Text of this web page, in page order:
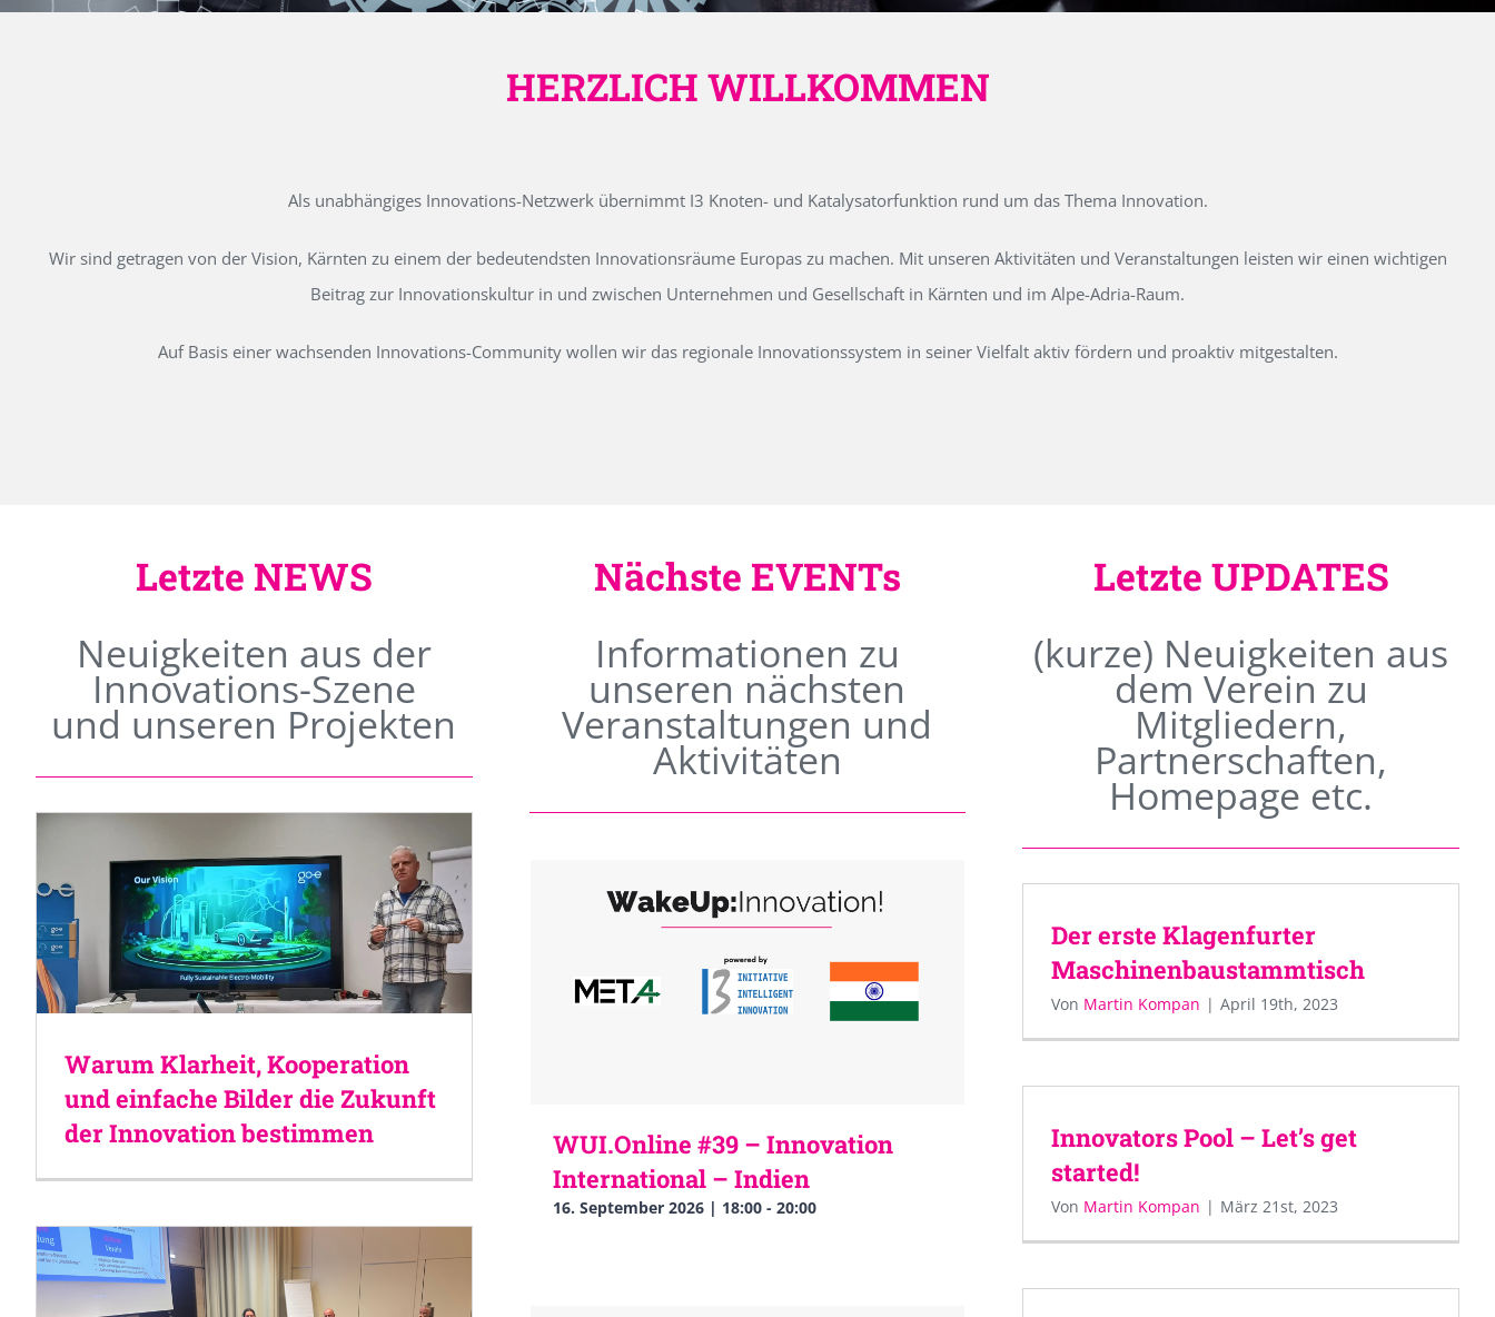
HERZLICH WILLKOMMEN
Als unabhängiges Innovations-Netzwerk übernimmt I3 Knoten- und Katalysatorfunktion rund um das Thema Innovation.
Wir sind getragen von der Vision, Kärnten zu einem der bedeutendsten Innovationsräume Europas zu machen. Mit unseren Aktivitäten und Veranstaltungen leisten wir einen wichtigen
Beitrag zur Innovationskultur in und zwischen Unternehmen und Gesellschaft in Kärnten und im Alpe-Adria-Raum.
Auf Basis einer wachsenden Innovations-Community wollen wir das regionale Innovationssystem in seiner Vielfalt aktiv fördern und proaktiv mitgestalten.
Letzte NEWS
Neuigkeiten aus der
Innovations-Szene
und unseren Projekten
Warum Klarheit, Kooperation
und einfache Bilder die Zukunft
der Innovation bestimmen
Nächste EVENTs
Informationen zu
unseren nächsten
Veranstaltungen und
Aktivitäten
WUI.Online #39 – Innovation
International – Indien
16. September 2026 | 18:00- 20:00
Letzte UPDATES
(kurze) Neuigkeiten aus
dem Verein zu
Mitgliedern,
Partnerschaften,
Homepage etc.
Der erste Klagenfurter
Maschinenbaustammtisch
Von Martin Kompan | April 19th, 2023
Innovators Pool – Let’s get
started!
Von Martin Kompan | März 21st, 2023